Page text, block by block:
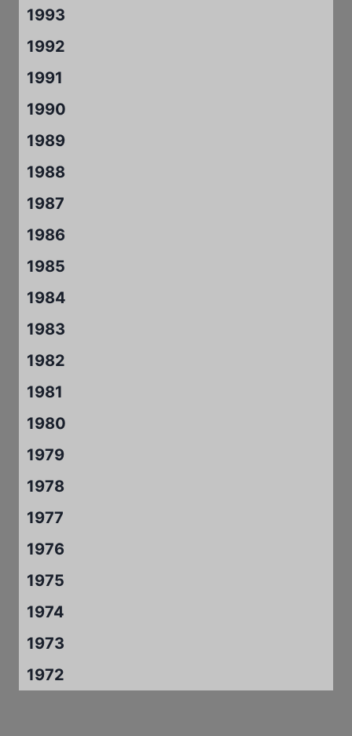
1993
1992
1991
1990
1989
1988
1987
1986
1985
1984
1983
1982
1981
1980
1979
1978
1977
1976
1975
1974
1973
1972